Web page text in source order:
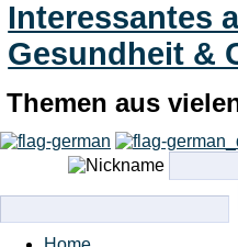
Interessantes
Gesundheit &
Themen aus